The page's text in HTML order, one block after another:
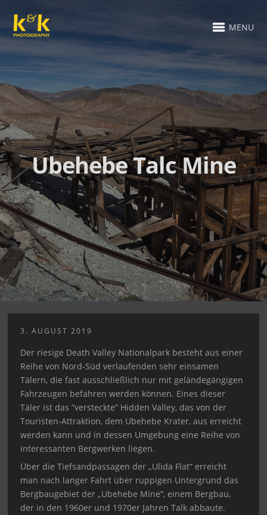
MENU
Ubehebe Talc Mine
3. AUGUST 2019
Der riesige Death Valley Nationalpark besteht aus einer
Reihe von Nord-Süd verlaufenden sehr einsamen
Tälern, die fast ausschließlich nur mit geländegängigen
Fahrzeugen befahren werden können. Eines dieser
Täler ist das “versteckte” Hidden Valley, das von der
Touristen-Attraktion, dem Ubehebe Krater, aus erreicht
werden kann und in dessen Umgebung eine Reihe von
interessanten Bergwerken liegen.
Über die Tiefsandpassagen der „Ulida Flat“ erreicht
man nach langer Fahrt über ruppigen Untergrund das
Bergbaugebiet der „Ubehebe Mine“, einem Bergbau,
der in den 1960er und 1970er Jahren Talk abbaute.